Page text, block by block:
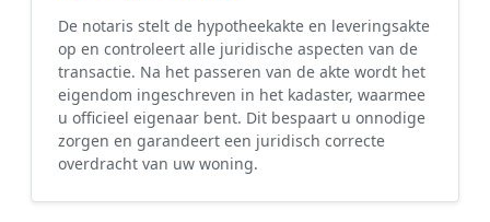
De notaris stelt de hypotheekakte en leveringsakte
op en controleert alle juridische aspecten van de
transactie. Na het passeren van de akte wordt het
eigendom ingeschreven in het kadaster, waarmee
u officieel eigenaar bent. Dit bespaart u onnodige
zorgen en garandeert een juridisch correcte
overdracht van uw woning.